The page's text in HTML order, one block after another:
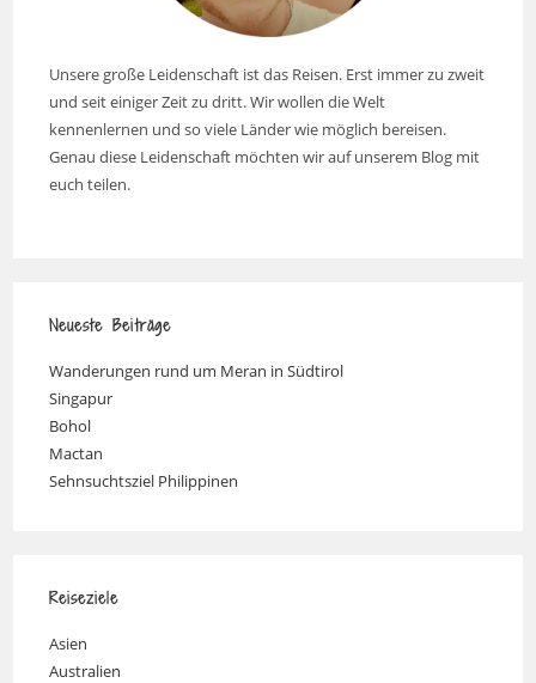
Unsere große Leidenschaft ist das Reisen. Erst immer zu zweit
und seit einiger Zeit zu dritt. Wir wollen die Welt
kennenlernen und so viele Länder wie möglich bereisen.
Genau diese Leidenschaft möchten wir auf unserem Blog mit
euch teilen.
Neueste Beiträge
Wanderungen rund um Meran in Südtirol
Singapur
Bohol
Mactan
Sehnsuchtsziel Philippinen
Reiseziele
Asien
Australien